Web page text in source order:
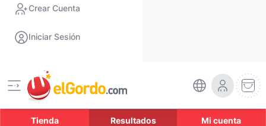
Crear Cuenta
Iniciar Sesión
Tienda Resultados Mi cuenta